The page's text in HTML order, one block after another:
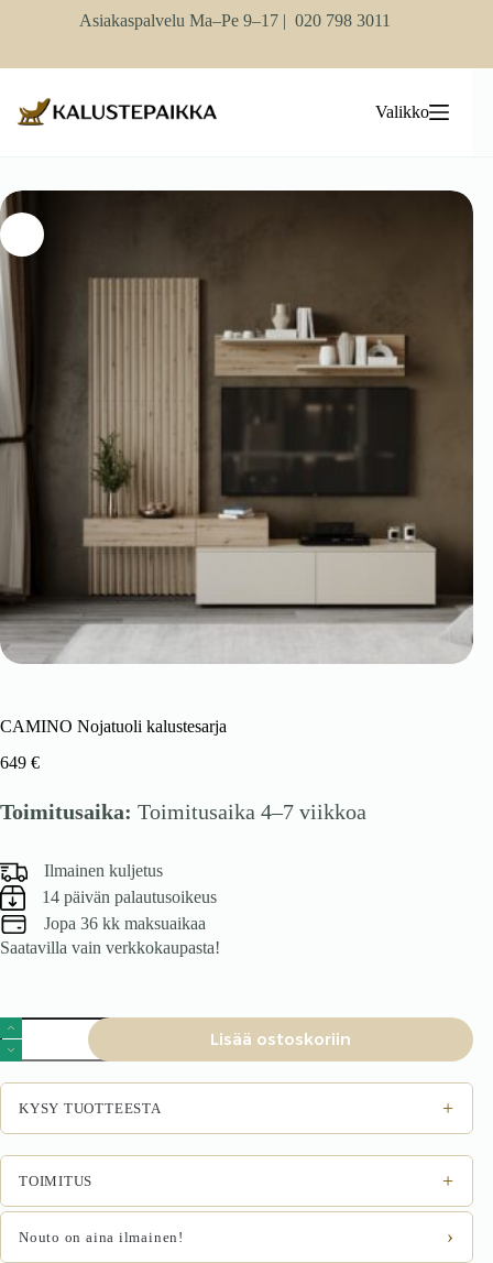
Asiakaspalvelu Ma–Pe 9–17 | 020 798 3011
Valikko
CAMINO Nojatuoli kalustesarja
649 €
Toimitusaika: Toimitusaika 4–7 viikkoa
Ilmainen kuljetus
14 päivän palautusoikeus
Jopa 36 kk maksuaikaa
Saatavilla vain verkkokaupasta!
CAMINO
Nojatuoli
kalustesarja
määrä
Lisää ostoskoriin
KYSY TUOTTEESTA +
TOIMITUS +
Nouto on aina ilmainen! ›